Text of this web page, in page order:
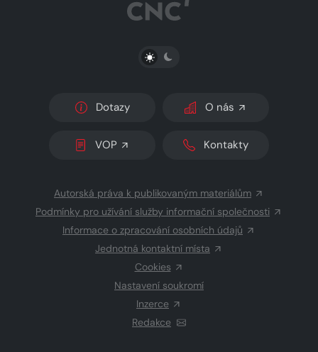
PŘEPNOUT SVĚTLÝ/TMAVÝ REŽIM
Dotazy O nás
VOP Kontakty
Autorská práva k publikovaným materiálům
Podmínky pro užívání služby informační společnosti
Informace o zpracování osobních údajů
Jednotná kontaktní místa
Cookies
Nastavení soukromí
Inzerce
Redakce